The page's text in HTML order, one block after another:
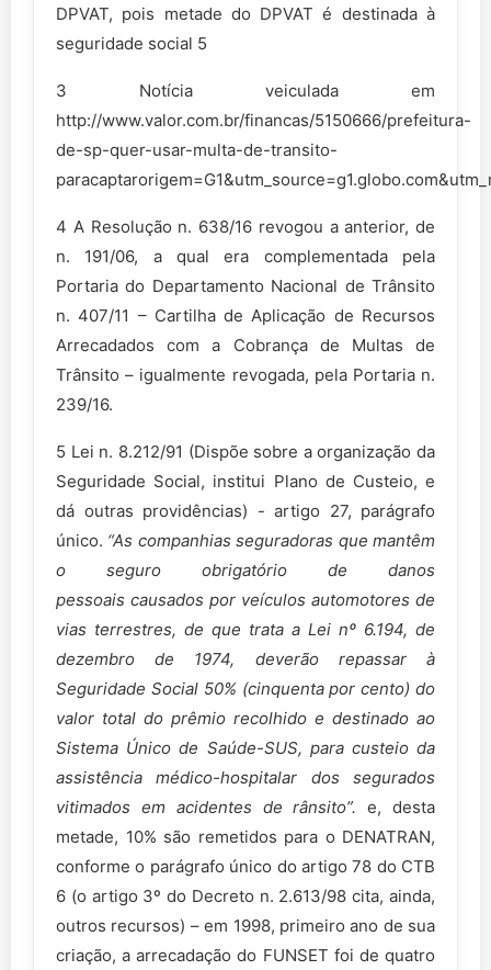
DPVAT, pois metade do DPVAT é destinada à
seguridade social 5
3 Notícia veiculada em
http://www.valor.com.br/financas/5150666/prefeitura-
de-sp-quer-usar-multa-de-transito-
4 A Resolução n. 638/16 revogou a anterior, de
n. 191/06, a qual era complementada pela
Portaria do Departamento Nacional de Trânsito
n. 407/11 – Cartilha de Aplicação de Recursos
Arrecadados com a Cobrança de Multas de
Trânsito – igualmente revogada, pela Portaria n.
239/16.
5 Lei n. 8.212/91 (Dispõe sobre a organização da
Seguridade Social, institui Plano de Custeio, e
dá outras providências) - artigo 27, parágrafo
único. “As companhias seguradoras que mantêm
o seguro obrigatório de danos
pessoais causados por veículos automotores de
vias terrestres, de que trata a Lei nº 6.194, de
dezembro de 1974, deverão repassar à
Seguridade Social 50% (cinquenta por cento) do
valor total do prêmio recolhido e destinado ao
Sistema Único de Saúde-SUS, para custeio da
assistência médico-hospitalar dos segurados
vitimados em acidentes derânsito”.e, desta
metade, 10% são remetidos para o DENATRAN,
conforme o parágrafo único do artigo 78 do CTB
6 (o artigo 3º do Decreto n. 2.613/98 cita, ainda,
outros recursos) – em 1998, primeiro ano de sua
criação, a arrecadação do FUNSET foi de quatro